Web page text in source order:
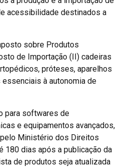
acessibilidade destinados a
sobre Produtos
de Importação (II) cadeiras
próteses, aparelhos
à autonomia de
para softwares de
e equipamentos avançados,
Ministério dos Direitos
180 dias após a publicação da
de produtos seja atualizada